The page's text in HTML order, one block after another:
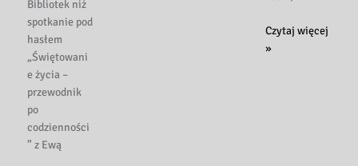
Bibliotek niż
spotkanie pod
hasłem
„Świętowani
e życia –
przewodnik
po
codzienności
” z Ewą
Kody
Legimi!
Czytaj więcej
»